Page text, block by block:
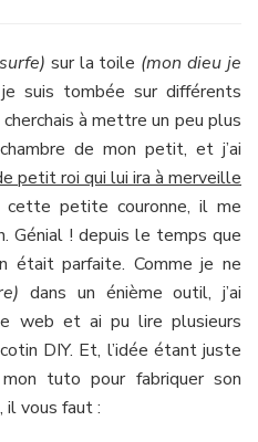
tricotin
sur la toile (mon dieu je
suis tombée sur différents
à mettre un peu plus
de mon petit, et j’ai
petit roi qui lui ira à merveille
cette petite couronne, il me
Génial ! depuis le temps que
était parfaite. Comme je ne
dans un énième outil, j’ai
web et ai pu lire plusieurs
DIY. Et, l’idée étant juste
mon tuto pour fabriquer son
il vous faut :